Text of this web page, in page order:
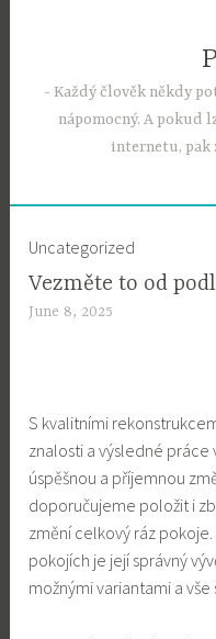
Každý člověk někdy
nápomocný. A pokud
internetu, pak
Uncategorized
Vezměte to od
June 8, 2025
S kvalitními
znalosti a výsledné
úspěšnou a příjemnou
doporučujeme položit i
změní celkový ráz
pokojích je její správný
možnými variantami a